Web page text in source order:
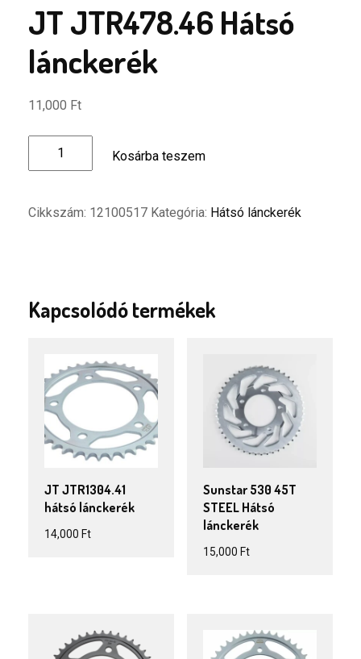
JT JTR478.46 Hátsó
lánckerék
11,000 Ft
mennyiség
Kosárba teszem
Cikkszám: 12100517 Kategória: Hátsó lánckerék
Kapcsolódó termékek
JT JTR1304.41
hátsó lánckerék
14,000 Ft
Sunstar 530 45T
STEEL Hátsó
lánckerék
15,000 Ft